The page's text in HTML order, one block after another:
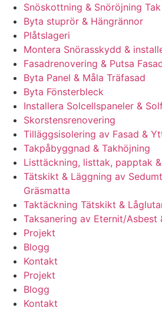
Snöskottning & Snöröjning Tak
Byta stuprör & Hängrännor
Plåtslageri
Montera Snörasskydd &
Fasadrenovering & Putsa
Byta Panel & Måla Träfasad
Byta Fönsterbleck
Installera Solcellspaneler &
Skorstensrenovering
Tilläggsisolering av Fasad &
Takpåbyggnad & Takhöjning
Listtäckning, listtak, papptak
Tätskikt & Läggning av
Gräsmatta
Taktäckning Tätskikt &
Taksanering av Eternit/Asbest
Projekt
Blogg
Kontakt
Projekt
Blogg
Kontakt